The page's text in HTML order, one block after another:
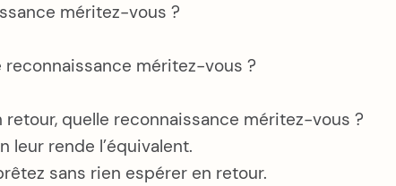
méritez-vous ?
méritez-vous ?
quelle reconnaissance méritez-vous ?
leur rende l’équivalent.
sans rien espérer en retour.